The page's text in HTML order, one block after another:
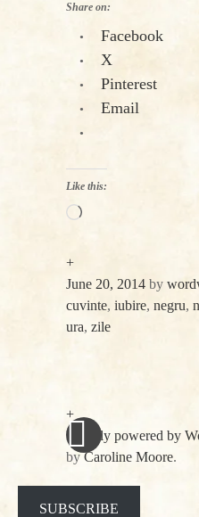
Share on:
Facebook
X
Pinterest
Email
Like this:
Loading…
+
June 20, 2014 by
cuvinte, iubire, negru,
ura, zile
+
Proudly powered by
byCaroline Moore.
SUBSCRIBE